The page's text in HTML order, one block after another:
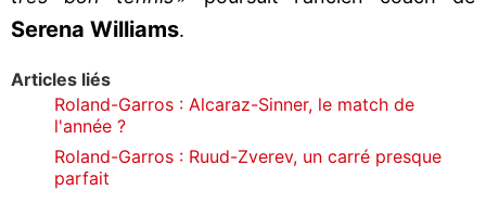
Serena Williams.
Articles liés
Roland-Garros : Alcaraz-Sinner, le match de
l'année ?
Roland-Garros : Ruud-Zverev, un carré presque
parfait